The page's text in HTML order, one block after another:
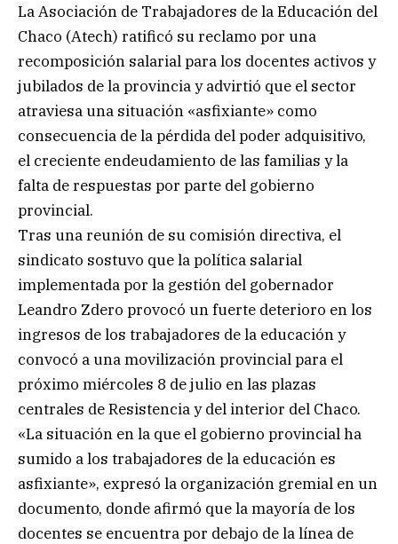
La Asociación de Trabajadores de la Educación del
Chaco (Atech) ratificó su reclamo por una
recomposición salarial para los docentes activos y
jubilados de la provincia y advirtió que el sector
atraviesa una situación «asfixiante» como
consecuencia de la pérdida del poder adquisitivo,
el creciente endeudamiento de las familias y la
falta de respuestas por parte del gobierno
provincial.
Tras una reunión de su comisión directiva, el
sindicato sostuvo que la política salarial
implementada por la gestión del gobernador
Leandro Zdero provocó un fuerte deterioro en los
ingresos de los trabajadores de la educación y
convocó a una movilización provincial para el
próximo miércoles 8 de julio en las plazas
centrales de Resistencia y del interior del Chaco.
«La situación en la que el gobierno provincial ha
sumido a los trabajadores de la educación es
asfixiante», expresó la organización gremial en un
documento, donde afirmó que la mayoría de los
docentes se encuentra por debajo de la línea de